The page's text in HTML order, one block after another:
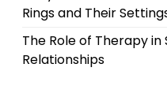
Rings and Their
The Role of Therapy
Relationships